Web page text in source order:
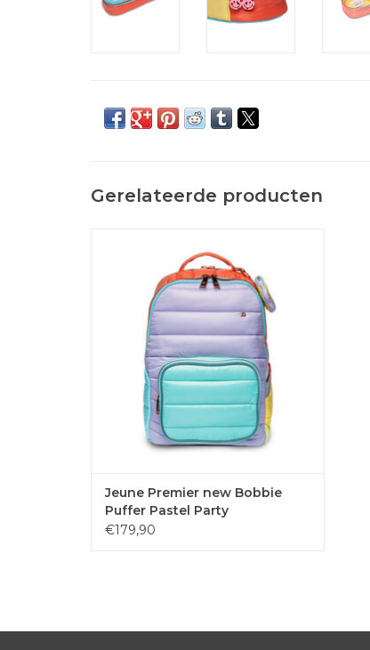
Gerelateerde producten
tofste boekentas van het Belgische merk
Jeune Premier. Shop bij kinder- en
tienerwinkel juju in Oostkamp.
TOEVOEGEN AAN WINKELWAGEN
Jeune Premier new Bobbie
Puffer Pastel Party
€179,90